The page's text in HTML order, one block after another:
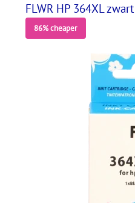
FLWR HP 364XL zwart
86% cheaper